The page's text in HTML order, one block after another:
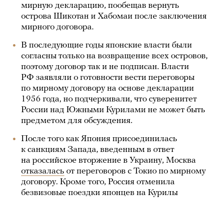
мирную декларацию, пообещав вернуть
острова Шикотан и Хабомаи после заключения
мирного договора.
В последующие годы японские власти были
согласны только на возвращение всех островов,
поэтому договор так и не подписан. Власти
РФ заявляли о готовности вести переговоры
по мирному договору на основе декларации
1956 года, но подчеркивали, что суверенитет
России над Южными Курилами не может быть
предметом для обсуждения.
После того как Япония присоединилась
к санкциям Запада, введенным в ответ
на российское вторжение в Украину, Москва
отказалась от переговоров с Токио по мирному
договору. Кроме того, Россия отменила
безвизовые поездки японцев на Курилы